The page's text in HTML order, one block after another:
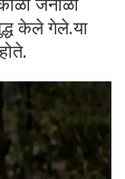
केले गेले.या